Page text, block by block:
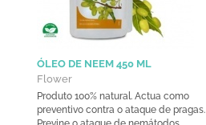
ÓLEO DE NEEM 450 ML
Flower
Produto 100% natural. Actua como
preventivo contra o ataque de pragas.